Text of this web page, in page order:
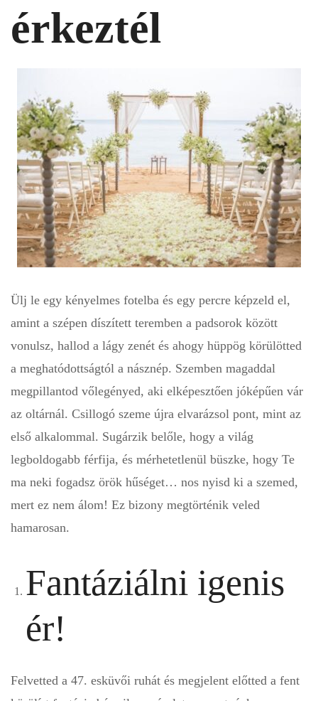
érkeztél
Ülj le egy kényelmes fotelba és egy percre képzeld el,
amint a szépen díszített teremben a padsorok között
vonulsz, hallod a lágy zenét és ahogy hüppög körülötted
a meghatódottságtól a násznép. Szemben magaddal
megpillantod vőlegényed, aki elképesztően jóképűen vár
az oltárnál. Csillogó szeme újra elvarázsol pont, mint az
első alkalommal. Sugárzik belőle, hogy a világ
legboldogabb férfija, és mérhetetlenül büszke, hogy Te
ma neki fogadsz örök hűséget… nos nyisd ki a szemed,
mert ez nem álom! Ez bizony megtörténik veled
hamarosan.
Fantáziálni igenis
ér!
Felvetted a 47. esküvői ruhát és megjelent előtted a fent